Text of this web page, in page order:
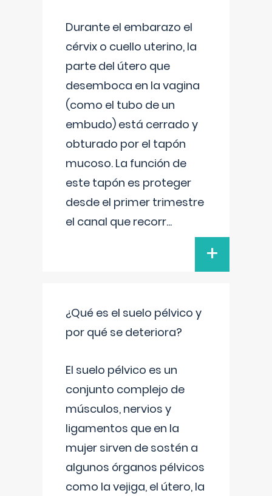
Durante el embarazo el
cérvix o cuello uterino, la
parte del útero que
desemboca en la vagina
(como el tubo de un
embudo) está cerrado y
obturado por el tapón
mucoso. La función de
este tapón es proteger
desde el primer trimestre
el canal que recorr...
+
¿Qué es el suelo pélvico y
por qué se deteriora?
El suelo pélvico es un
conjunto complejo de
músculos, nervios y
ligamentos que en la
mujer sirven de sostén a
algunos órganos pélvicos
como la vejiga, el útero, la